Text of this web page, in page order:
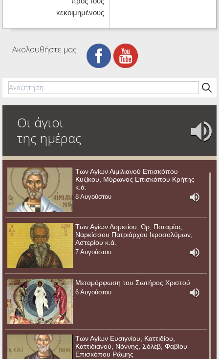
κεκοιμημένους
Ακολουθήστε μας
Οι άγιοι
της ημέρας
Των Αγίων Αιμιλιανού Επισκόπου
Κυζίκου, Μύρωνος Επισκόπου Κρήτης
κ.ά.
8 Αυγούστου
Των Αγίων Δομετίου, Ωρ, Ποταμίας,
Ναρκίσσου Πατριάρχου Ιεροσολύμων,
Αστερίου κ.ά.
7 Αυγούστου
Μεταμόρφωση του Σωτήρος Χριστού
6 Αυγούστου
Των Αγίων Ευσιγνίου, Καττιδίου,
Καττιδιανού, Νόννης, Σόλεβ, Φαβίου
Επισκόπου Ρώμης